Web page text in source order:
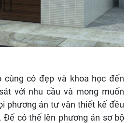
cùng có đẹp và khoa học đến
với nhu cầu và mong muốn
phương án tư vân thiết kế đều
Để có thể lên phương án sơ bộ